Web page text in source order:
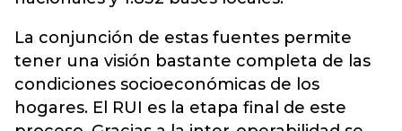
La conjunción de estas fuentes permite
tener una visión bastante completa de las
condiciones socioeconómicas de los
hogares. El RUI es la etapa final de este